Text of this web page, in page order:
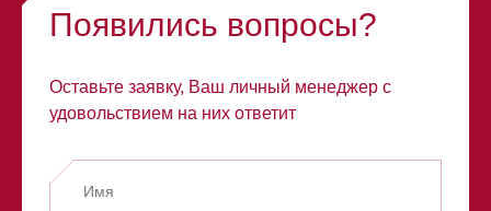
Появились вопросы?
Оставьте заявку, Ваш личный менеджер с
удовольствием на них ответит